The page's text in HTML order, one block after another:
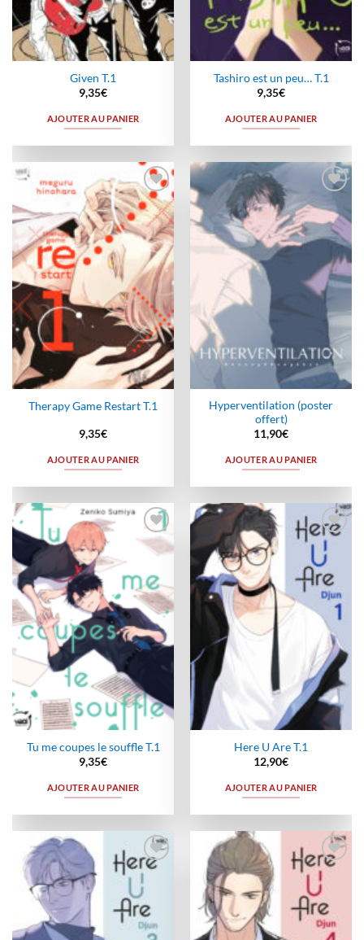
Given T.1
9,35€
AJOUTER AU PANIER
Tashiro est un peu… T.1
9,35€
AJOUTER AU PANIER
Ajouter
à la
wishlist
Therapy Game Restart T.1
9,35€
AJOUTER AU PANIER
à la
wishlist
Hyperventilation (poster
offert)
11,90€
AJOUTER AU PANIER
Ajouter
à la
Tu me coupes le souffle T.1
9,35€
AJOUTER AU PANIER
Ajouter
à la
wishlist
Here U Are T.1
12,90€
AJOUTER AU PANIER
Ajouter
à la
wishlist
Ajouter
à la
wishlist